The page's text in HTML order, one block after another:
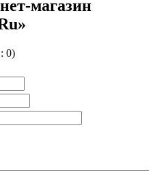
магазин
0)